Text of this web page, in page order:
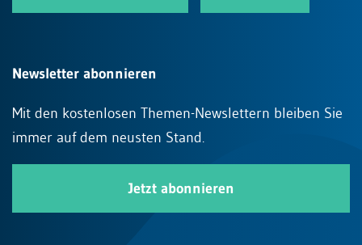
Newsletter abonnieren
Mit den kostenlosen Themen-Newslettern bleiben Sie
immer auf dem neusten Stand.
Jetzt abonnieren